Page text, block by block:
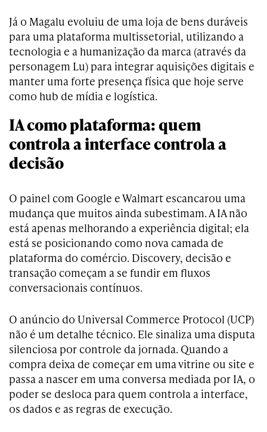
Já o Magalu evoluiu de uma loja de bens duráveis
para uma plataforma multissetorial, utilizando a
tecnologia e a humanização da marca (através da
personagem Lu) para integrar aquisições digitais e
manter uma forte presença física que hoje serve
como hub de mídia e logística.
IA como plataforma: quem
controla a interface controla a
decisão
O painel com Google e Walmart escancarou uma
mudança que muitos ainda subestimam. A IA não
está apenas melhorando a experiência digital; ela
está se posicionando como nova camada de
plataforma do comércio. Discovery, decisão e
transação começam a se fundir em fluxos
conversacionais contínuos.
O anúncio do Universal Commerce Protocol (UCP)
não é um detalhe técnico. Ele sinaliza uma disputa
silenciosa por controle da jornada. Quando a
compra deixa de começar em uma vitrine ou site e
passa a nascer em uma conversa mediada por IA, o
poder se desloca para quem controla a interface,
os dados e as regras de execução.